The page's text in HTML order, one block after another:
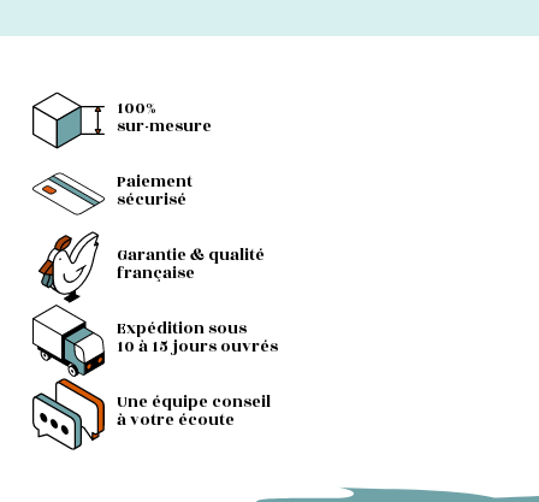
100%
sur-mesure
Paiement
sécurisé
Garantie & qualité
française
Expédition sous
10 à 15 jours ouvrés
Une équipe conseil
à votre écoute